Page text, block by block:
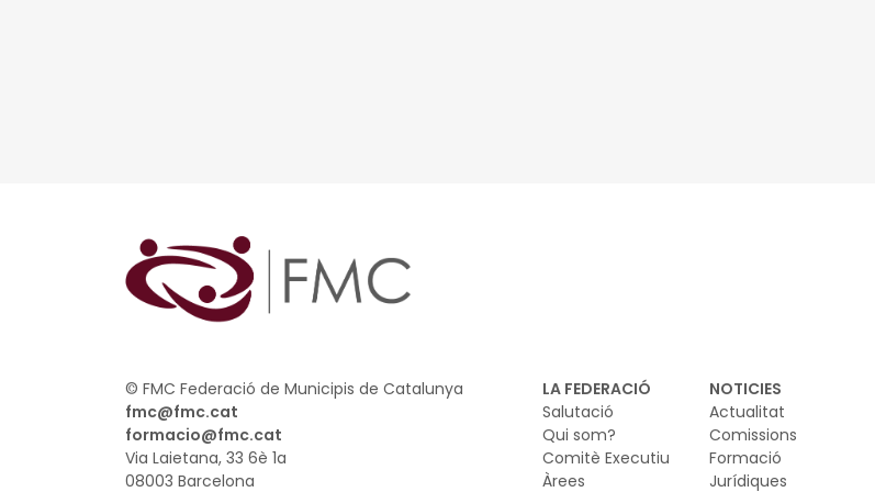
LA FEDERACIÓ
Salutació
Qui som?
Comitè Executiu
Àrees
NOTICIES
Actualitat
Comissions
Formació
Jurídiques
© FMC Federació de Municipis de Catalunya
fmc@fmc.cat
formacio@fmc.cat
Via Laietana, 33 6è 1a
08003 Barcelona